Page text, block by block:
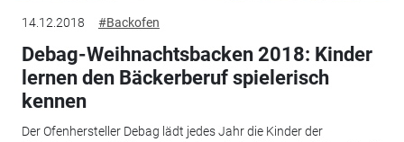
14.12.2018 #Backofen
Debag-Weihnachtsbacken 2018: Kinder
lernen den Bäckerberuf spielerisch
kennen
Der Ofenhersteller Debag lädt jedes Jahr die Kinder der